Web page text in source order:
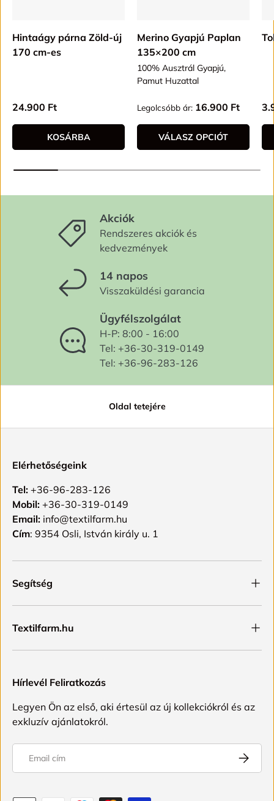
Hintaágy párna Zöld-új
170 cm-es
Alap ár
24.900 Ft
KOSÁRBA
Merino Gyapjú Paplan
135×200 cm
100% Ausztrál Gyapjú,
Pamut Huzattal
Alap ár
Legolcsóbb ár: 16.900 Ft
VÁLASZ OPCIÓT
Akciók
Rendszeres akciók és
kedvezmények
14 napos
Visszaküldési garancia
Ügyfélszolgálat
H-P: 8:00 - 16:00
Tel: +36-30-319-0149
Tel: +36-96-283-126
Oldal tetejére
Elérhetőségeink
Tel: +36-96-283-126
Mobil: +36-30-319-0149
Email: info@textilfarm.hu
Cím: 9354 Osli, István király u. 1
Segítség
Textilfarm.hu
Hírlevél Feliratkozás
Legyen Ön az első, aki értesül az új kollekciókról és az
exkluzív ajánlatokról.